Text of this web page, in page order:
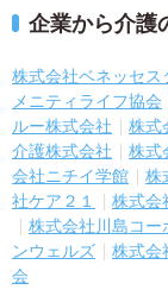
企業から介護
株式会社ベネッセス
メニティライフ協会
ルー株式会社
株式
介護株式会社
株式
会社ニチイ学館
株
社ケア２１
株式会
株式会社川島コー
ンウェルズ
株式会
会